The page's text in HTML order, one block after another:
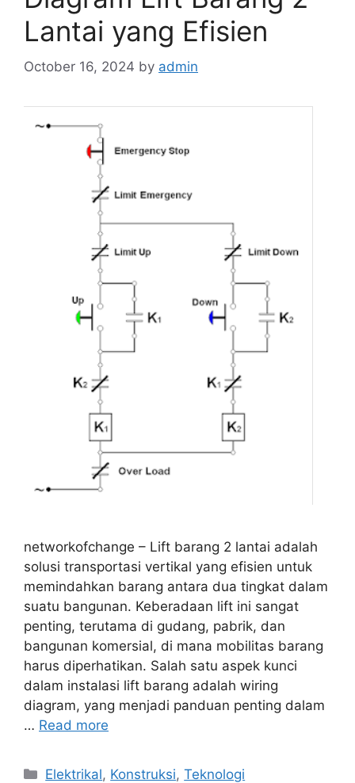
Lantai yang Efisien
October 16, 2024 by admin
networkofchange – Lift barang 2 lantai adalah
solusi transportasi vertikal yang efisien untuk
memindahkan barang antara dua tingkat dalam
suatu bangunan. Keberadaan lift ini sangat
penting, terutama di gudang, pabrik, dan
bangunan komersial, di mana mobilitas barang
harus diperhatikan. Salah satu aspek kunci
dalam instalasi lift barang adalah wiring
diagram, yang menjadi panduan penting dalam
… Read more
Categories
Elektrikal, Konstruksi,Teknologi